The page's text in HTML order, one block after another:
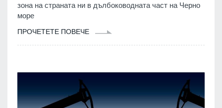
зона на страната ни в дълбоководната част на Черно
море
ПРОЧЕТЕТЕ ПОВЕЧЕ